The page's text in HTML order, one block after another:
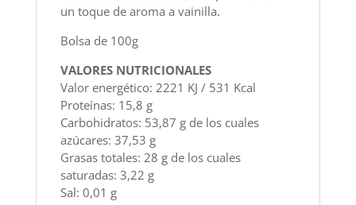
un toque de aroma a vainilla.
Bolsa de 100g
VALORES NUTRICIONALES
Valor energético: 2221 KJ / 531 Kcal
Proteínas: 15,8 g
Carbohidratos: 53,87 g de los cuales
azúcares: 37,53 g
Grasas totales: 28 g de los cuales
saturadas: 3,22 g
Sal: 0,01 g